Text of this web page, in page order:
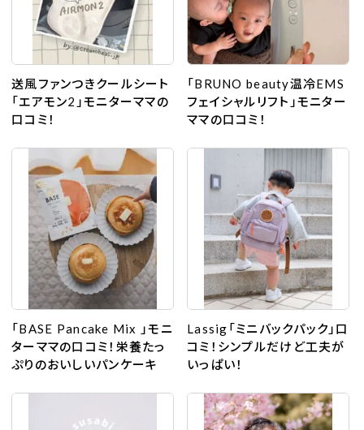
送風ファンつきクールシート
「エアモン2」モニターママの
口コミ！
「BRUNO beauty温冷EMS
フェイシャルリフト」モニター
ママの口コミ！
「BASE Pancake Mix 」モニ
ターママの口コミ！栄養たっ
ぷりのおいしいパンケーキ
Lassig「ミニバックパック」口
コミ！シンプルだけど工夫が
いっぱい！